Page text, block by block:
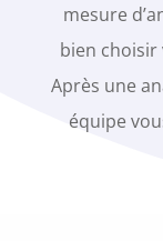
mesure
bien choisir
Après une
équipe